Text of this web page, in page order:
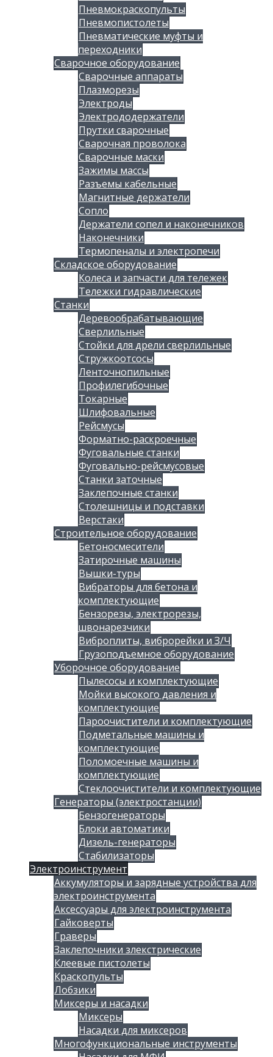
Пневмокраскопульты
Пневмопистолеты
Пневматические муфты и
переходники
Сварочное оборудование
Сварочные аппараты
Плазморезы
Электроды
Электрододержатели
Прутки сварочные
Сварочная проволока
Сварочные маски
Зажимы массы
Разъемы кабельные
Магнитные держатели
Сопло
Держатели сопел и наконечников
Наконечники
Термопеналы и электропечи
Складское оборудование
Колеса и запчасти для тележек
Тележки гидравлические
Станки
Деревообрабатывающие
Сверлильные
Стойки для дрели сверлильные
Стружкоотсосы
Ленточнопильные
Профилегибочные
Токарные
Шлифовальные
Рейсмусы
Форматно-раскроечные
Фуговальные станки
Фуговально-рейсмусовые
Станки заточные
Заклепочные станки
Столешницы и подставки
Верстаки
Строительное оборудование
Бетоносмесители
Затирочные машины
Вышки-туры
Вибраторы для бетона и
комплектующие
Бензорезы, электрорезы,
швонарезчики
Виброплиты, виброрейки и З/Ч
Грузоподъемное оборудование
Уборочное оборудование
Пылесосы и комплектующие
Мойки высокого давления и
комплектующие
Пароочистители и комплектующие
Подметальные машины и
комплектующие
Поломоечные машины и
комплектующие
Стеклоочистители и комплектующие
Генераторы (электростанции)
Бензогенераторы
Блоки автоматики
Дизель-генераторы
Стабилизаторы
Электроинструмент
Аккумуляторы и зарядные устройства для
электроинструмента
Аксессуары для электроинструмента
Гайковерты
Граверы
Заклепочники злекстрические
Клеевые пистолеты
Краскопульты
Лобзики
Миксеры и насадки
Миксеры
Насадки для миксеров
Многофункциональные инструменты